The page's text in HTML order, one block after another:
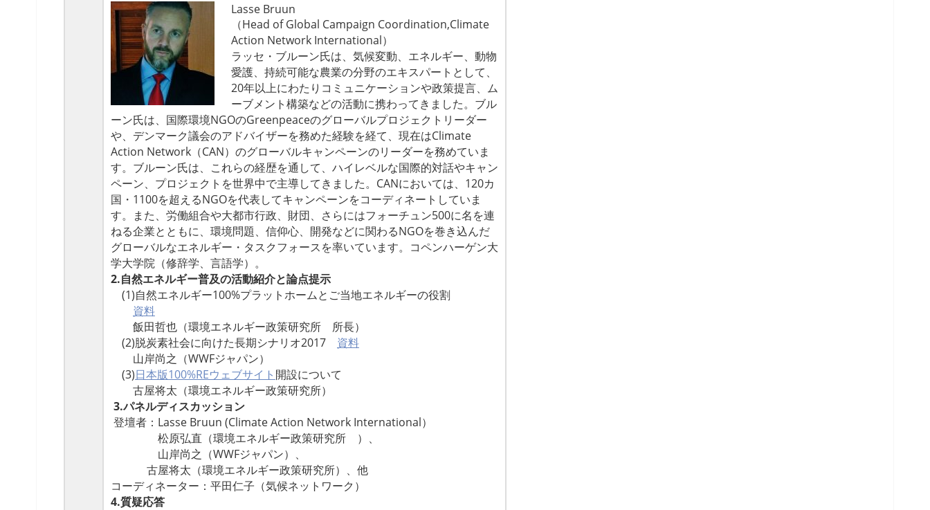
Lasse Bruun
（Head of Global Campaign Coordination,Climate
Action Network International）
ラッセ・ブルーン氏は、気候変動、エネルギー、動物
愛護、 持続可能な農業の分野のエキスパートとして、
20年以上にわたりコミュニケーションや政策提言、 ム
ーブメント構築などの活動に携わってきました。ブル
ーン氏は、 国際環境NGOのGreenpeaceのグローバルプロジェクト リーダー
や、デンマーク議会のアドバイザーを務めた経験を経て、 現在はClimate
Action Network（CAN） のグローバルキャンペーンのリーダーを務めていま
す。 ブルーン氏は、これらの経歴を通して、 ハイレベルな国際的対話やキャン
ペーン、 プロジェクトを世界中で主導してきました。CANにおいては、 120カ
国・ 1100を超えるNGOを代表してキャンペーンをコーディネート していま
す。また、労働組合や大都市行政、財団、 さらにはフォーチュン500に名を連
ねる企業とともに、 環境問題、信仰心、 開発などに関わるNGOを巻き込んだ
グローバルなエネルギー・ タスクフォースを率いています。コペンハーゲン大
学大学院（修辞学、言語学）。
2.自然エネルギー普及の活動紹介と論点提示
(1)自然エネルギー100%プラットホームとご当地エネルギーの役割
資料
飯田哲也（環境エネルギー政策研究所 所長）
(2)脱炭素社会に向けた長期シナリオ2017 資料
山岸尚之（WWFジャパン）
(3)日本版100%REウェブサイト 開設について
古屋将太（環境エネルギー政策研究所）
3.パネルディスカッション
登壇者：Lasse Bruun (Climate Action Network International）
松原弘直（環境エネルギー政策研究所 ）、
山岸尚之（WWFジャパン）、
古屋将太（環境エネルギー政策研究所）、他
コーディネーター：平田仁子（気候ネットワーク）
4.質疑応答